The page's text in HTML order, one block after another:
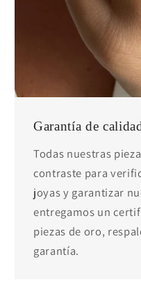
Garantía de
Todas nuestras
contraste para
joyas y garantizar
entregamos un
piezas de oro,
garantía.